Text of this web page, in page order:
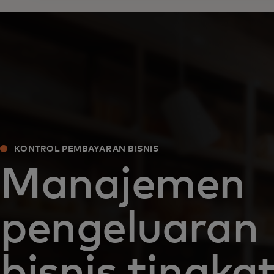
KONTROL PEMBAYARAN BISNIS
Manajemen
pengeluaran